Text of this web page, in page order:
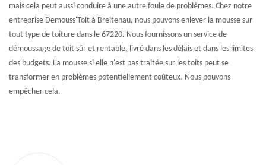
mais cela peut aussi conduire à une autre foule de problèmes. Chez notre
entreprise Demouss'Toit à Breitenau, nous pouvons enlever la mousse sur
tout type de toiture dans le 67220. Nous fournissons un service de
démoussage de toit sûr et rentable, livré dans les délais et dans les limites
des budgets. La mousse si elle n'est pas traitée sur les toits peut se
transformer en problèmes potentiellement coûteux. Nous pouvons
empêcher cela.